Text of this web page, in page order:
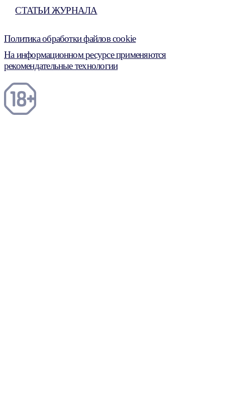
СТАТЬИ ЖУРНАЛА
Политика обработки файлов cookie
На информационном ресурсе применяются
рекомендательные технологии